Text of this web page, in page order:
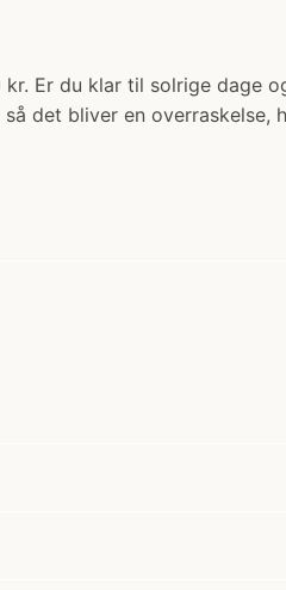
Er du klar til solrige dage
det bliver en overraskelse,